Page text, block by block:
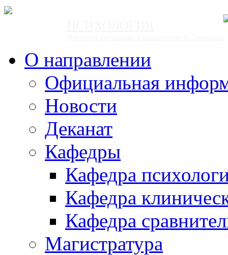
О направлении
Официальная
Новости
Деканат
Кафедры
Кафедра
Кафедра
Кафедра
Магистратура